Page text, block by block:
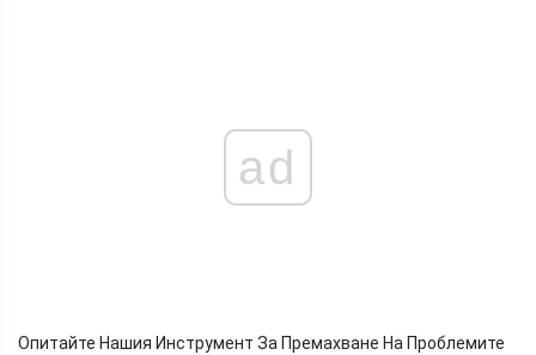
ad
Опитайте Нашия Инструмент За Премахване На Проблемите